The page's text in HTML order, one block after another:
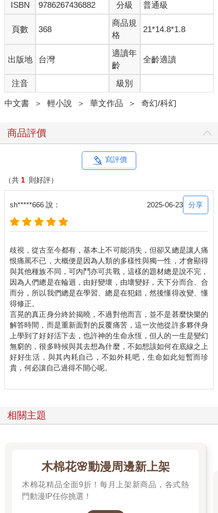
ISBN
9786267436882 分級 普通級
頁數 368
商品規
格
21*14.8*1.8
出版地 台灣
適讀年
齡
全齡適讀
注音 級別
中文書 ＞ 輕小說 ＞ 華文作品 ＞ 奇幻/科幻
商品評價
寫評價
（共 1 則好評）
sh*****666 說： 2025-06-23 分享
歧視，從古至今都有，基本上不可能消失，但卻又總是讓人痛
恨痛罵不已，大概便是因為人類的多樣性與獨一性，才會顯得
與其他種族不同，可內鬥亦可共戰，這樣的題材總是說不完，
因為人們總是在輪迴，由好變壞，由壞變好，天下分而合、合
而分，所以我們總是在學習、總是在犯錯，然後懂得改變、懂
得修正。
言晃的真正身分終於揭曉，不過對他而言，並不是甚麼快樂的
解答時間，而是重新面對的反覆痛苦，這一次他從許多夥伴身
上學到了好好活下去，也許神的生命永恆，但人的一生是變幻
無窮的，很多時候與其去想為什麼，不如想該如何在底線之上
好好生活，與其內耗自己，不如外耗吧，生命如此短暫而珍
貴，何必讓自己過得不開心呢。
相關主題
木棉花🌸動漫周邊新上架
木棉花精品全面9折！每月上架新商品，各式熱
門動漫IP任你挑選！